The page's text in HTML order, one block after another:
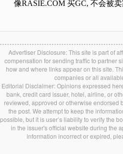
Advertiser Disclosure: This site is part of
compensation for sending traffic to partner
how and where links appear on this site.
companies or all
Editorial Disclaimer: Opinions expressed
bank, credit card issuer, hotel, airline, or
reviewed, approved or otherwise endorsed
the post. We attempt to keep the
possible, but it is user’s liability to verify the
in the issuer's official website during the
information incorrect or expired,